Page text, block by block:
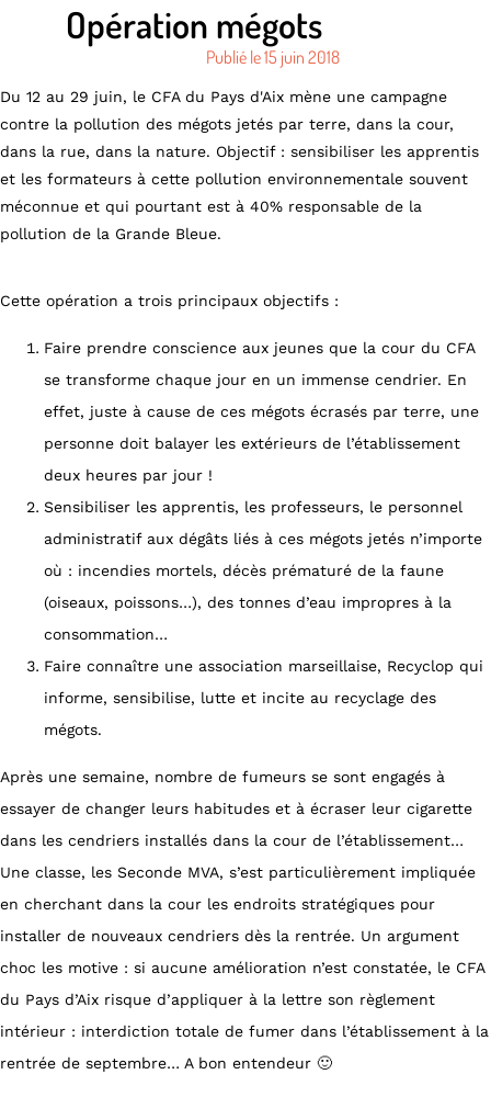
Opération mégots
Publié le15 juin 2018
Du 12 au 29 juin, le CFA du Pays d'Aix mène une campagne
contre la pollution des mégots jetés par terre, dans la cour,
dans la rue, dans la nature. Objectif : sensibiliser les apprentis
et les formateurs à cette pollution environnementale souvent
méconnue et qui pourtant est à 40% responsable de la
pollution de la Grande Bleue.
Cette opération a trois principaux objectifs :
Faire prendre conscience aux jeunes que la cour du CFA
se transforme chaque jour en un immense cendrier. En
effet, juste à cause de ces mégots écrasés par terre, une
personne doit balayer les extérieurs de l’établissement
deux heures par jour !
Sensibiliser les apprentis, les professeurs, le personnel
administratif aux dégâts liés à ces mégots jetés n’importe
où : incendies mortels, décès prématuré de la faune
(oiseaux, poissons…), des tonnes d’eau impropres à la
consommation…
Faire connaître une association marseillaise, Recyclop qui
informe, sensibilise, lutte et incite au recyclage des
mégots.
Après une semaine, nombre de fumeurs se sont engagés à
essayer de changer leurs habitudes et à écraser leur cigarette
dans les cendriers installés dans la cour de l’établissement…
Une classe, les Seconde MVA, s’est particulièrement impliquée
en cherchant dans la cour les endroits stratégiques pour
installer de nouveaux cendriers dès la rentrée. Un argument
choc les motive : si aucune amélioration n’est constatée, le CFA
du Pays d’Aix risque d’appliquer à la lettre son règlement
intérieur : interdiction totale de fumer dans l’établissement à la
rentrée de septembre… A bon entendeur 🙂